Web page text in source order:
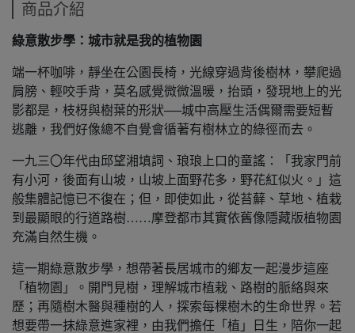
商品介紹
綠意散步學：城市就是我的植物園
端一杯咖啡，靜坐在公園長椅，光線穿過背後樹林，攀爬過
肩膀、輕咬手背，莫名感覺微微溫暖，抬頭，發現地上的光
影都是，枝枒與樹葉的形狀──城中高壓生活偶爾需要短暫
逃離，我們好像總不自覺會循著有樹林立的綠徑而去。
一九三〇年代由邱望湘填詞、琅琅上口的童謠：「我家門前
有小河，後面有山坡，山坡上面野花多，野花紅似火。」這
般集體記憶已不復在；但，即使如此，從苔蘚、草地、植栽
到最顯眼的行道路樹……摩登都市其實依舊像隱藏版植物園
充滿自然生機。
這一期綠意散步學，想帶著長居城市的鄉友一起漫步這座
「植物園」。開門見樹，理解城市植栽、路樹的脈絡與來
歷；再隨樹木醫與種樹的人，探索每棵樹木的生命世界。若
想要帶一抹綠意進家裡，由我們擔任「植」日生，陪你一起